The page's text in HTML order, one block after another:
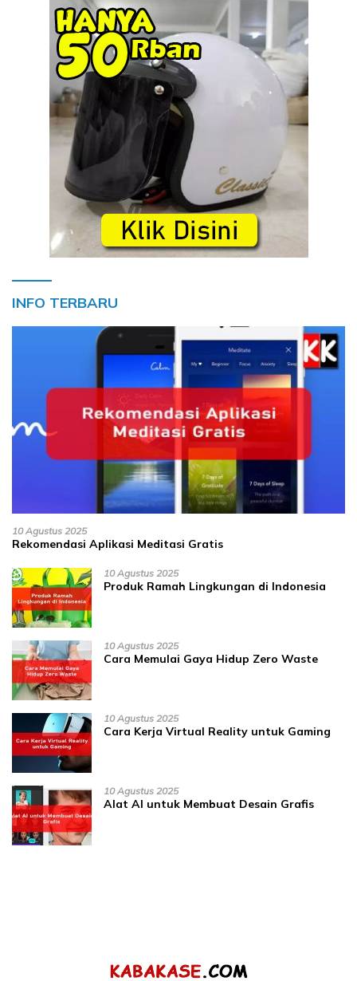
INFO TERBARU
10 Agustus 2025
Rekomendasi Aplikasi Meditasi Gratis
10 Agustus 2025
Produk Ramah Lingkungan di Indonesia
10 Agustus 2025
Cara Memulai Gaya Hidup Zero Waste
10 Agustus 2025
Cara Kerja Virtual Reality untuk Gaming
10 Agustus 2025
Alat AI untuk Membuat Desain Grafis